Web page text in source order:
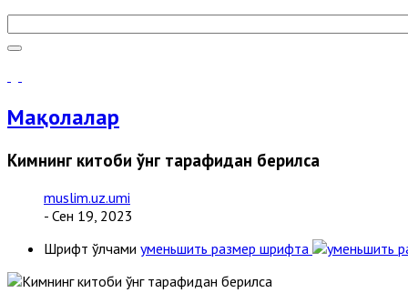
Мақолалар
Кимнинг китоби ўнг тарафидан берилса
muslim.uz.umi
- Сен 19, 2023
Шрифт ўлчами уменьшить размер шрифта